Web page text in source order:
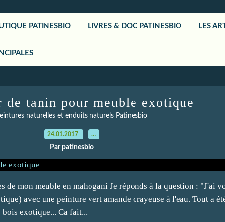
PATINESBIO LIVRES & DOC PATINESBIO LES
de tanin pour meuble exotique
naturelles et enduits naturels Patinesbio
24.01.2017 …
Par patinesbio
de mon meuble en mahogani Je réponds à la question : "J'ai
avec une peinture vert amande crayeuse à l'eau. Tout a
exotique... Ca fait...